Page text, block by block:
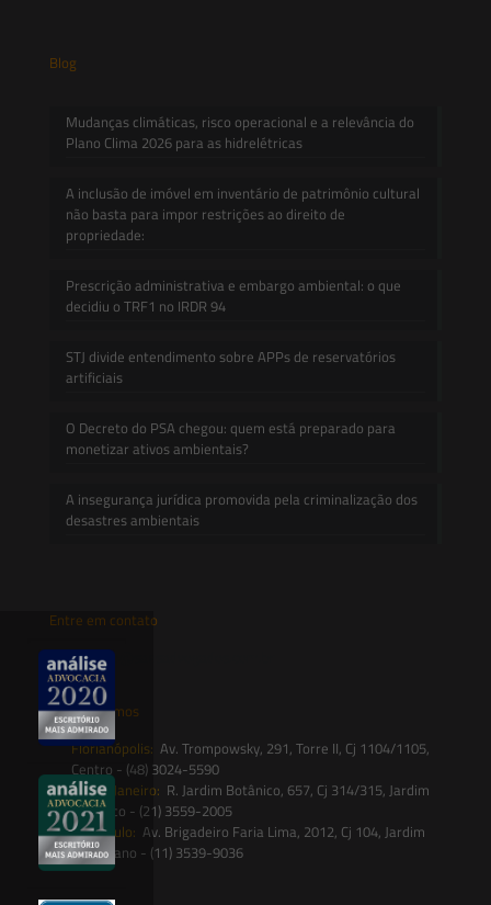
Blog
Mudanças climáticas, risco operacional e a relevância do
Plano Clima 2026 para as hidrelétricas
A inclusão de imóvel em inventário de patrimônio cultural
não basta para impor restrições ao direito de
propriedade:
Prescrição administrativa e embargo ambiental: o que
decidiu o TRF1 no IRDR 94
STJ divide entendimento sobre APPs de reservatórios
artificiais
O Decreto do PSA chegou: quem está preparado para
monetizar ativos ambientais?
A insegurança jurídica promovida pela criminalização dos
desastres ambientais
Entre em contato
contato@saesadvogados.com.br
Onde estamos
Florianópolis: Av. Trompowsky, 291, Torre II, Cj 1104/1105,
Centro - (48) 3024-5590
Rio de Janeiro: R. Jardim Botânico, 657, Cj 314/315, Jardim
Botânico - (21) 3559-2005
São Paulo: Av. Brigadeiro Faria Lima, 2012, Cj 104, Jardim
Paulistano - (11) 3539-9036